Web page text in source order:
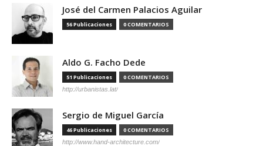
José del Carmen Palacios Aguilar
56 Publicaciones 0 COMENTARIOS
Aldo G. Facho Dede
51 Publicaciones 0 COMENTARIOS
http://urbanistas.lat/
Sergio de Miguel García
46 Publicaciones 0 COMENTARIOS
http://www.hand-architecture.com/